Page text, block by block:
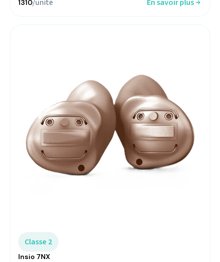
1310/unité En savoir plus
Classe 2
Insio 7NX